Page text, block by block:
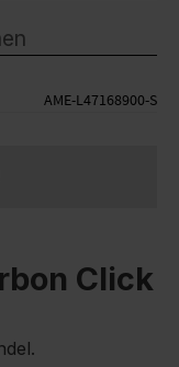
AME-L47168900-S
Click